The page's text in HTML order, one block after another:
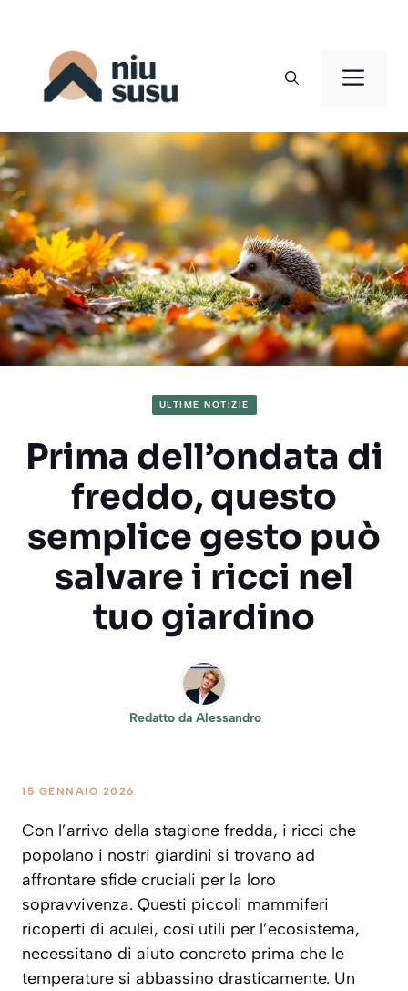
contenuto
ULTIME NOTIZIE
Prima dell’ondata di
freddo, questo
semplice gesto può
salvare i ricci nel
tuo giardino
Redatto da Alessandro
15 GENNAIO 2026
Con l’arrivo della stagione fredda, i ricci che
popolano i nostri giardini si trovano ad
affrontare sfide cruciali per la loro
sopravvivenza. Questi piccoli mammiferi
ricoperti di aculei, così utili per l’ecosistema,
necessitano di aiuto concreto prima che le
temperature si abbassino drasticamente. Un